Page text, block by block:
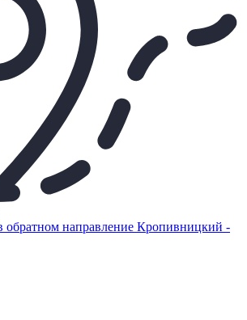
обратном направление Кропивницкий -